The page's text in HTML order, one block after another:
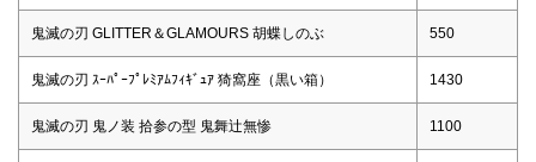
鬼滅の刃 GLITTER＆GLAMOURS 胡蝶しのぶ 550
鬼滅の刃 ｽｰﾊﾟｰﾌﾟﾚﾐｱﾑﾌｨｷﾞｭｱ 猗窩座（黒い箱） 1430
鬼滅の刃 鬼ノ装 拾参の型 鬼舞辻無惨 1100